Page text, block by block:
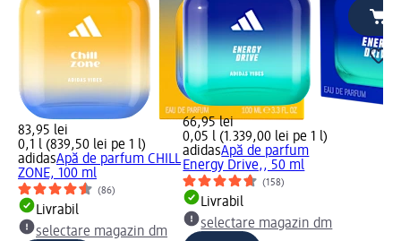
83,95 lei
0,1 l (839,50 lei pe 1 l)
adidasApă de parfum CHILL
ZONE, 100 ml
(86)
Livrabil
selectare magazin dm
66,95 lei
0,05 l (1.339,00 lei pe 1 l)
adidasApă de parfum
Energy Drive,, 50 ml
(158)
Livrabil
selectare magazin dm